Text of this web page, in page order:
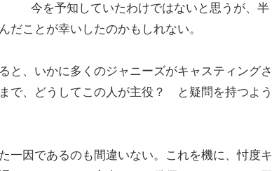
今を予知していたわけではないと思うが、半
だことが幸いしたのかもしれない。
と、いかに多くのジャニーズがキャスティングさ
で、どうしてこの人が主役？ と疑問を持つよう
一因であるのも間違いない。これを機に、忖度キ